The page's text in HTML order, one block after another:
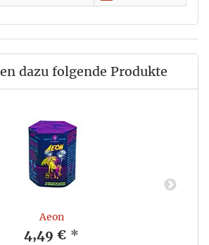
dazu folgende Produkte
Aeon
4,49 € *